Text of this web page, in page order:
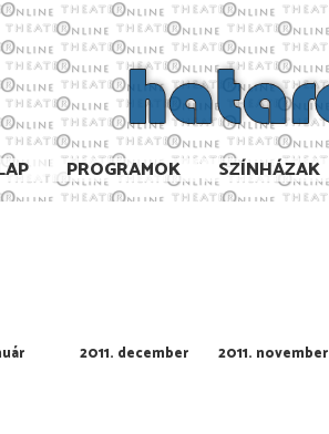
PROGRAMOK SZÍNHÁZAK
2011. december 2011. november